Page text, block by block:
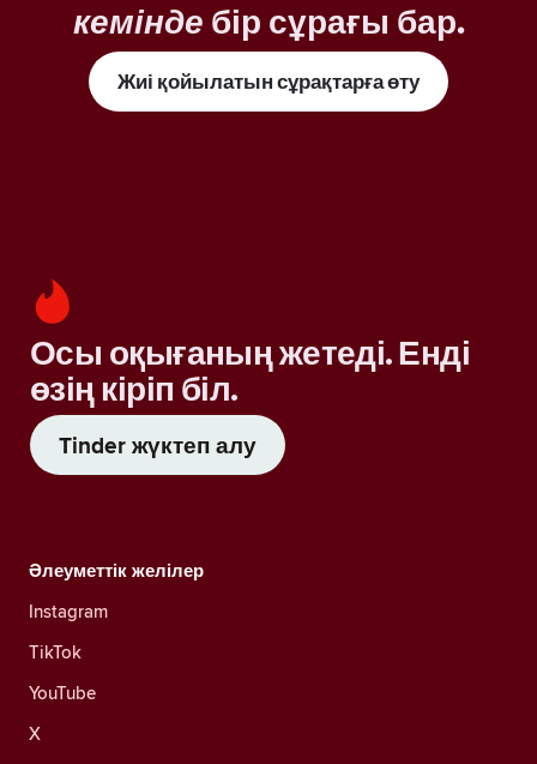
кемінде бір сұрағы бар.
Жиі қойылатын сұрақтарға өту
Осы оқығаның жетеді. Енді
өзің кіріп біл.
Tinder жүктеп алу
Әлеуметтік желілер
Instagram
TikTok
YouTube
X